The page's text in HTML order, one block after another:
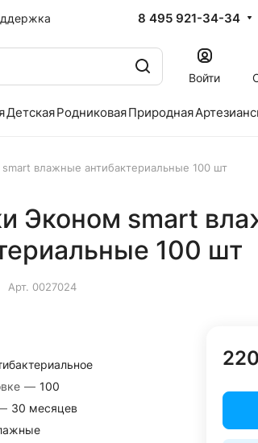
8 495 921-34-34
Войти
ДетскаяРодниковаяПриродная
влажные антибактериальные 100 шт
Эконом smart
100 шт
Арт. 0027024
— 100
30 месяцев